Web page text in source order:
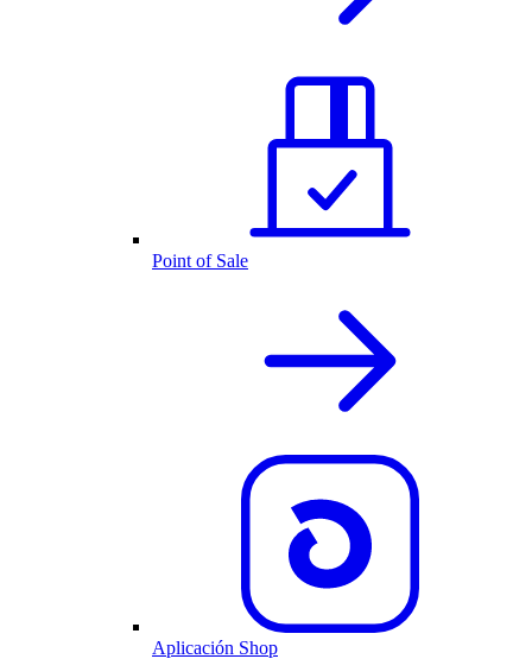
Point of Sale
Aplicación Shop